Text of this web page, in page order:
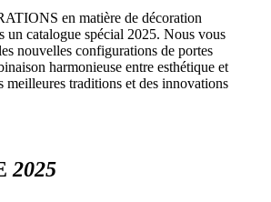
en matière de décoration
un catalogue spécial 2025. Nous vous
nouvelles configurations de portes
harmonieuse entre esthétique et
meilleures traditions et des innovations
2025